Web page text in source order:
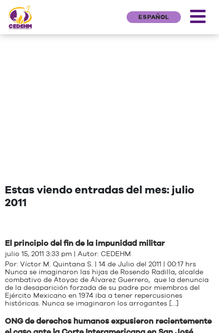
ESPAÑOL
Estas viendo entradas del mes: julio
2011
El principio del fin de la impunidad militar
julio 15, 2011 3:33 pm | Autor: CEDEHM
Por: Víctor M. Quintana S. | 14 de Julio del 2011 | 00:17 hrs
Nunca se imaginaron las hijas de Rosendo Radilla, alcalde
combativo de Atoyac de Álvarez Guerrero, que la denuncia
de la desaparición forzada de su padre por miembros del
Ejército Mexicano en 1974 iba a tener repercusiones
históricas. Nunca se imaginaron los arrogantes […]
ONG de derechos humanos expusieron recientemente